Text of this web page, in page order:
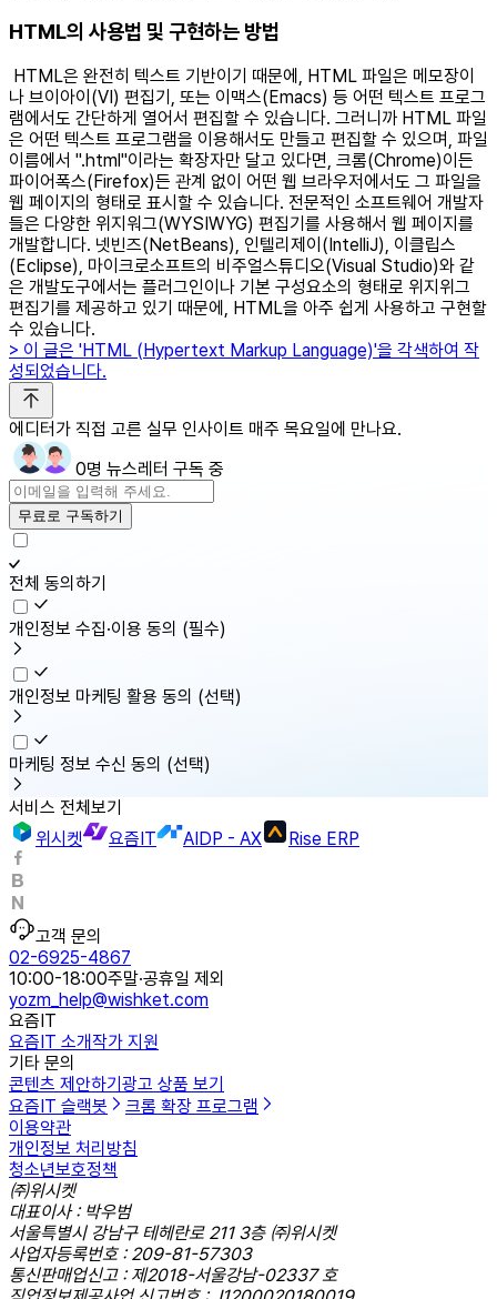
HTML의 사용법 및 구현하는 방법
HTML은 완전히 텍스트 기반이기 때문에, HTML 파일은 메모장이
나 브이아이(VI) 편집기, 또는 이맥스(Emacs) 등 어떤 텍스트 프로그
램에서도 간단하게 열어서 편집할 수 있습니다. 그러니까 HTML 파일
은 어떤 텍스트 프로그램을 이용해서도 만들고 편집할 수 있으며, 파일
이름에서 ".html"이라는 확장자만 달고 있다면, 크롬(Chrome)이든
파이어폭스(Firefox)든 관계 없이 어떤 웹 브라우저에서도 그 파일을
웹 페이지의 형태로 표시할 수 있습니다. 전문적인 소프트웨어 개발자
들은 다양한 위지워그(WYSIWYG) 편집기를 사용해서 웹 페이지를
개발합니다. 넷빈즈(NetBeans), 인텔리제이(IntelliJ), 이클립스
(Eclipse), 마이크로소프트의 비주얼스튜디오(Visual Studio)와 같
은 개발도구에서는 플러그인이나 기본 구성요소의 형태로 위지위그
편집기를 제공하고 있기 때문에, HTML을 아주 쉽게 사용하고 구현할
수 있습니다.
> 이 글은 'HTML (Hypertext Markup Language)'을 각색하여 작
성되었습니다.
에디터가 직접 고른 실무 인사이트 매주 목요일에 만나요.
0명 뉴스레터 구독 중
무료로 구독하기
전체 동의하기
개인정보 수집·이용 동의 (필수)
개인정보 마케팅 활용 동의 (선택)
마케팅 정보 수신 동의 (선택)
서비스 전체보기
위시켓
요즘IT AIDP - AX Rise ERP
고객 문의
02-6925-4867
10:00-18:00주말·공휴일 제외
yozm_help@wishket.com
요즘IT
요즘IT 소개작가 지원
기타 문의
콘텐츠 제안하기광고 상품 보기
요즘IT 슬랙봇
크롬 확장 프로그램
이용약관
개인정보 처리방침
청소년보호정책
㈜위시켓
대표이사 : 박우범
서울특별시 강남구 테헤란로 211 3층 ㈜위시켓
사업자등록번호 : 209-81-57303
통신판매업신고 : 제2018-서울강남-02337 호